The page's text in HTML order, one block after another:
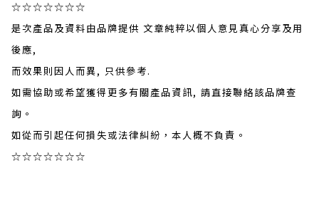
☆☆☆☆☆☆☆
是次產品及資料由品牌提供 文章純粹以個人意見真心分享及用
後應,
而效果則因人而異, 只供參考.
如需協助或希望獲得更多有關產品資訊, 請直接聯絡該品牌查
詢。
如從而引起任何損失或法律糾紛，本人概不負責。
☆☆☆☆☆☆☆